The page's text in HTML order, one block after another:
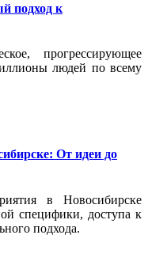
подход к
прогрессирующее
людей по всему
От идеи до
в Новосибирске
специфики, доступа к
подхода.